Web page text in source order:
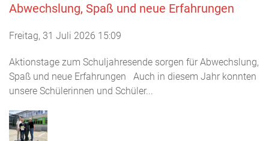
Abwechslung, Spaß und neue Erfahrungen
Freitag, 31 Juli 2026 15:09
Aktionstage zum Schuljahresende sorgen für Abwechslung,
Spaß und neue Erfahrungen Auch in diesem Jahr konnten
unsere Schülerinnen und Schüler...